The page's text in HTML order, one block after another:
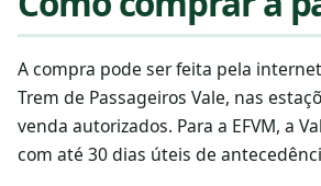
A compra pode ser feita pela
Trem de Passageiros Vale, nas
venda autorizados. Para a EFVM, a
com até 30 dias úteis de